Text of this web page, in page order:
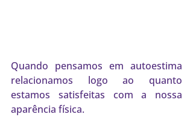
Quando pensamos em autoestima
relacionamos logo ao quanto
estamos satisfeitas com a nossa
aparência física.